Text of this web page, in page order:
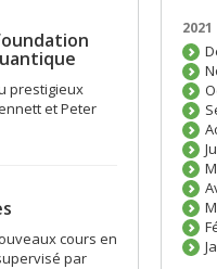
prestigieux
et Peter
cours en
par
2021